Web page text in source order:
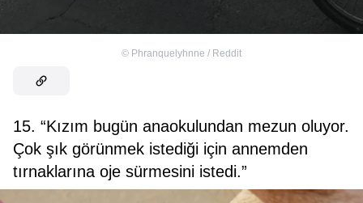
© Phranquelyhnne / Reddit
15. “Kızım bugün anaokulundan mezun oluyor.
Çok şık görünmek istediği için annemden
tırnaklarına oje sürmesini istedi.”